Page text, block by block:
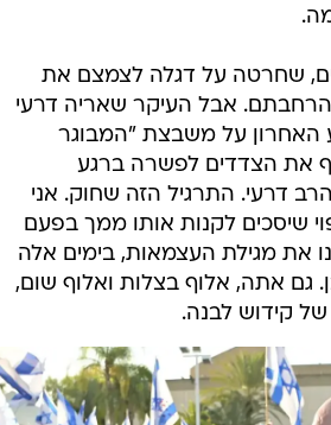
שחרטה על דגלה לצמצם את
אבל העיקר שאריה דרעי
על משבצת "המבוגר
את הצדדים לפשרה ברגע
דרעי. התרגיל הזה שחוק. אני
שיסכים לקנות אותו ממך בפעם
את מגילת העצמאות, בימים אלה
גם אתה, אלוף בצלות ואלוף שום,
קידוש לבנה.